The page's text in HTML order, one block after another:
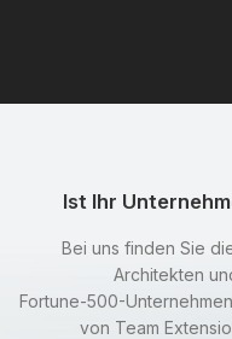
Ist Ihr
Bei uns finden Sie
Architekten
Fortune-500-
von Team